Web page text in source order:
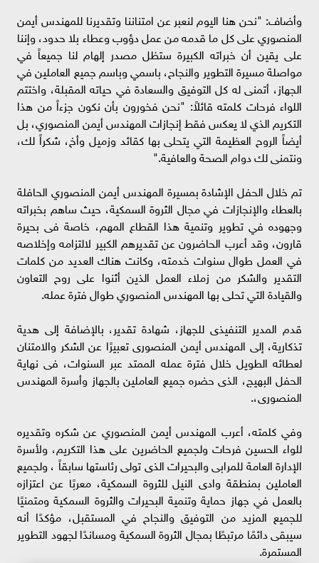
وأضاف: "نحن هنا اليوم لنعبر عن امتناننا وتقديرنا للمهندس أيمن
المنصوري على كل ما قدمه من عمل دؤوب وعطاء بلا حدود، وإننا
على يقين أن خبراته الكبيرة ستظل مصدر إلهام لنا جميعاً في
مواصلة مسيرة التطوير والنجاح، باسمي وباسم جميع العاملين في
الجهاز، أتمنى له كل التوفيق والسعادة في حياته المقبلة، واختتم
اللواء فرحات كلمته قائلاً: "نحن فخورون بأن نكون جزءاً من هذا
التكريم الذي لا يعكس فقط إنجازات المهندس أيمن المنصوري، بل
أيضاً الروح العظيمة التي يتحلى بها كقائد وزميل وأخ، شكراً لك،
ونتمنى لك دوام الصحة والعافية."
تم خلال الحفل الإشادة بمسيرة المهندس أيمن المنصوري الحافلة
بالعطاء والإنجازات في مجال الثروة السمكية، حيث ساهم بخبراته
وجهوده في تطوير وتنمية هذا القطاع المهم، خاصة فى بحيرة
قارون، وقد أعرب الحاضرون عن تقديرهم الكبير لالتزامه وإخلاصه
في العمل طوال سنوات خدمته، وكانت هناك العديد من كلمات
التقدير والشكر من زملاء العمل الذين أثنوا على روح التعاون
والقيادة التي تحلى بها المهندس المنصوري طوال فترة عمله.
قدم المدير التنفيذى للجهاز، شهادة تقدير، بالإضافة إلى هدية
تذكارية، إلى المهندس أيمن المنصورى تعبيرًا عن الشكر والامتنان
لعطائه الطويل خلال فترة عمله الممتد عبر السنوات، فى نهاية
الحفل البهيج، الذى حضره جميع العاملين بالجهاز وأسرة المهندس
المنصورى،.
وفي كلمته، أعرب المهندس أيمن المنصوري عن شكره وتقديره
للواء الحسين فرحات ولجميع الحاضرين على هذا التكريم، ولأسرة
الإدارة العامة للمرابى والبحيرات الذى تولى رئاستها سابقاً ، ولجميع
العاملين بمنطقة وادى النيل للثروة السمكية، معربًا عن اعتزازه
بالعمل في جهاز حماية وتنمية البحيرات والثروة السمكية ومتمنيًا
للجميع المزيد من التوفيق والنجاح في المستقبل، مؤكدًا أنه
سيبقى دائمًا مرتبطًا بمجال الثروة السمكية ومساندًا لجهود التطوير
المستمرة.